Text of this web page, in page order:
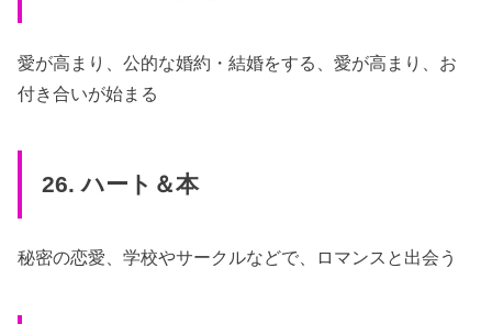
愛が高まり、公的な婚約・結婚をする、愛が高まり、お
付き合いが始まる
26. ハート＆本
秘密の恋愛、学校やサークルなどで、ロマンスと出会う